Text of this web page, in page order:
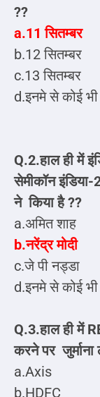
??
a.11 सितम्बर
b.12 सितम्बर
c.13 सितम्बर
d.इनमे से कोई भी
Q.2.हाल ही में
सेमीकॉन
ने किया है ??
a.अमित शाह
b.नरेंद्र मोदी
c.जे पी नड्डा
d.इनमे से कोई भी
Q.3.हाल ही में
करने पर जुर्माना
a.Axis
b.HDFC